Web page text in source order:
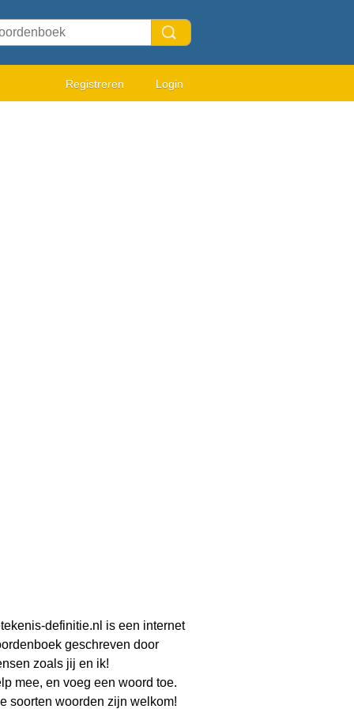
Registreren Login
definitie.nl is een internet
geschreven door
zoals jij en ik!
mee, en voeg een woord toe.
soorten woorden zijn welkom!